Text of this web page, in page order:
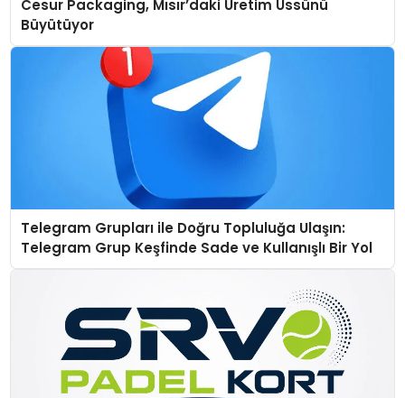
Cesur Packaging, Mısır’daki Üretim Üssünü
Büyütüyor
Telegram Grupları ile Doğru Topluluğa Ulaşın:
Telegram Grup Keşfinde Sade ve Kullanışlı Bir Yol